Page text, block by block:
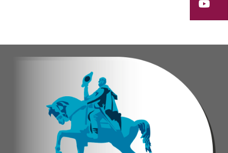
Oskarina Rosso.